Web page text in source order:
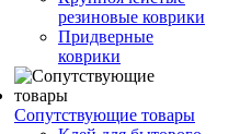
резиновые коврики
Придверные
коврики
Сопутствующие товары